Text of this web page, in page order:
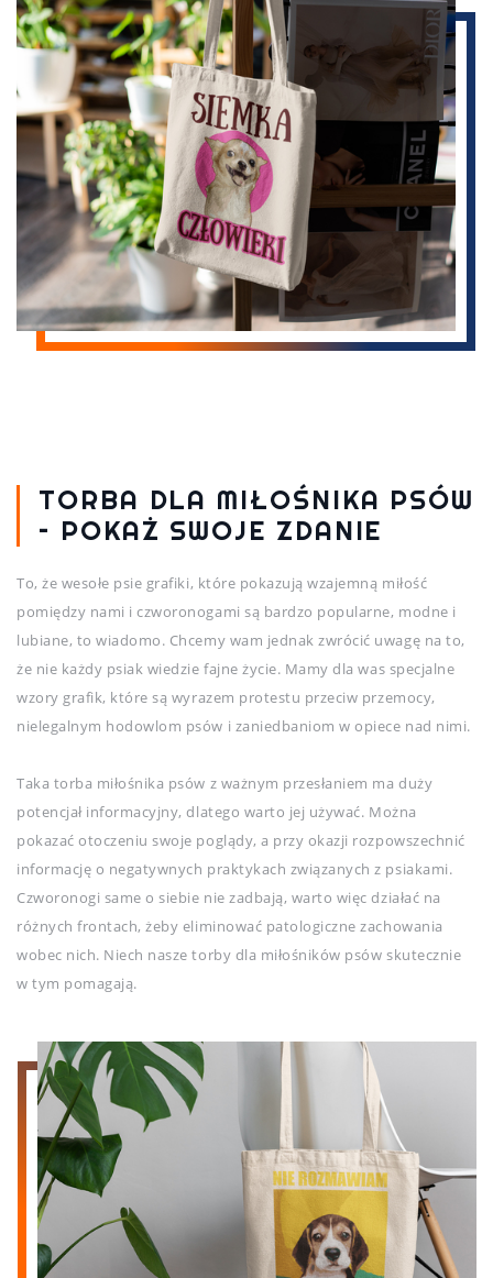
TORBA DLA MIŁOŚNIKA PSÓW
– POKAŻ SWOJE ZDANIE
To, że wesołe psie grafiki, które pokazują wzajemną miłość
pomiędzy nami i czworonogami są bardzo popularne, modne i
lubiane, to wiadomo. Chcemy wam jednak zwrócić uwagę na to,
że nie każdy psiak wiedzie fajne życie. Mamy dla was specjalne
wzory grafik, które są wyrazem protestu przeciw przemocy,
nielegalnym hodowlom psów i zaniedbaniom w opiece nad nimi.
Taka torba miłośnika psów z ważnym przesłaniem ma duży
potencjał informacyjny, dlatego warto jej używać. Można
pokazać otoczeniu swoje poglądy, a przy okazji rozpowszechnić
informację o negatywnych praktykach związanych z psiakami.
Czworonogi same o siebie nie zadbają, warto więc działać na
różnych frontach, żeby eliminować patologiczne zachowania
wobec nich. Niech nasze torby dla miłośników psów skutecznie
w tym pomagają.